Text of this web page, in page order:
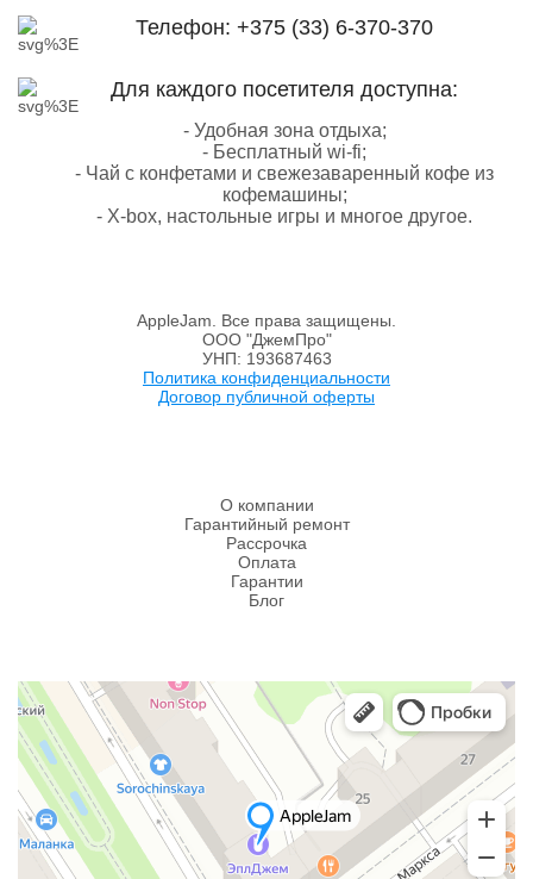
Телефон: +375 (33) 6-370-370
Для каждого посетителя доступна:
- Удобная зона отдыха;
- Бесплатный wi-fi;
- Чай с конфетами и свежезаваренный кофе из
кофемашины;
- X-box, настольные игры и многое другое.
AppleJam. Все права защищены.
ООО "ДжемПро"
УНП: 193687463
Политика конфиденциальности
Договор публичной оферты
О компании
Гарантийный ремонт
Рассрочка
Оплата
Гарантии
Блог